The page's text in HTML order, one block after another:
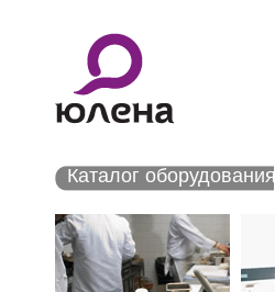
Каталог оборудования